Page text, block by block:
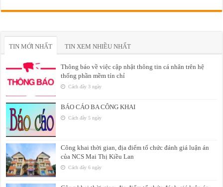
TIN MỚI NHẤT TIN XEM NHIỀU NHẤT
Thông báo về việc cập nhật thông tin cá nhân trên hệ
thống phần mềm tín chỉ
Cách đây 3 ngày
BÁO CÁO BA CÔNG KHAI
Cách đây 5 ngày
Công khai thời gian, địa điểm tổ chức đánh giá luận án
của NCS Mai Thị Kiều Lan
Cách đây 6 ngày